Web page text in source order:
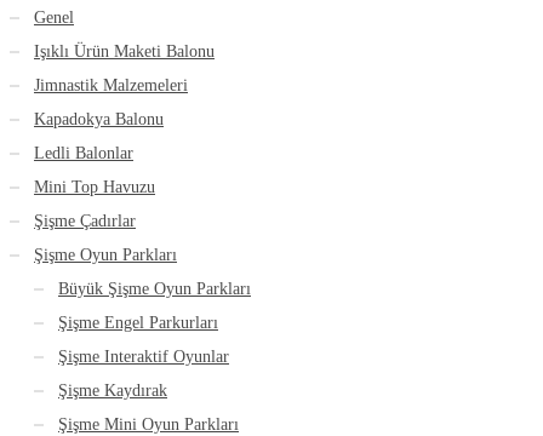
Genel
Işıklı Ürün Maketi Balonu
Jimnastik Malzemeleri
Kapadokya Balonu
Ledli Balonlar
Mini Top Havuzu
Şişme Çadırlar
Şişme Oyun Parkları
Büyük Şişme Oyun Parkları
Şişme Engel Parkurları
Şişme Interaktif Oyunlar
Şişme Kaydırak
Şişme Mini Oyun Parkları